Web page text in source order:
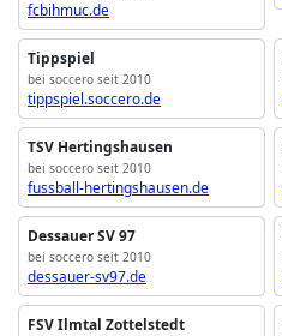
fcbihmuc.de
Tippspiel
bei soccero seit 2010
tippspiel.soccero.de
TSV Hertingshausen
bei soccero seit 2010
fussball-hertingshausen.de
Dessauer SV 97
bei soccero seit 2010
dessauer-sv97.de
FSV Ilmtal Zottelstedt